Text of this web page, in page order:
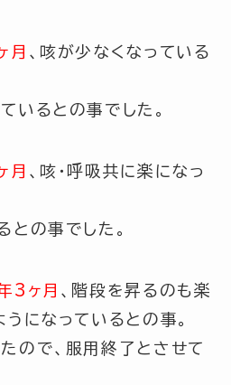
月 、咳が少なくなっている
いるとの事でした。
月 、咳・呼吸共に楽になっ
との事でした。
3ヶ月 、階段を昇るのも楽
になっているとの事。
ので、服用終了とさせて